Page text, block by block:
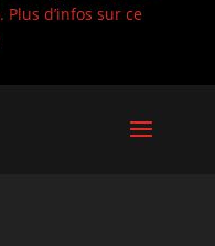
Plus d’infos sur ce